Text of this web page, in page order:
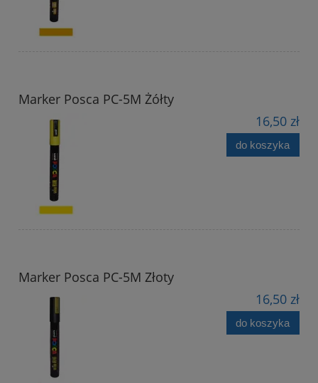
Marker Posca PC-5M Żółty
16,50 zł
do koszyka
Marker Posca PC-5M Złoty
16,50 zł
do koszyka